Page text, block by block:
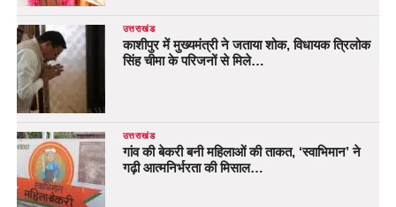
उत्तराखंड
काशीपुर में मुख्यमंत्री ने जताया शोक, विधायक त्रिलोक
सिंह चीमा के परिजनों से मिले…
उत्तराखंड
गांव की बेकरी बनी महिलाओं की ताकत, ‘स्वाभिमान’ ने
गढ़ी आत्मनिर्भरता की मिसाल…